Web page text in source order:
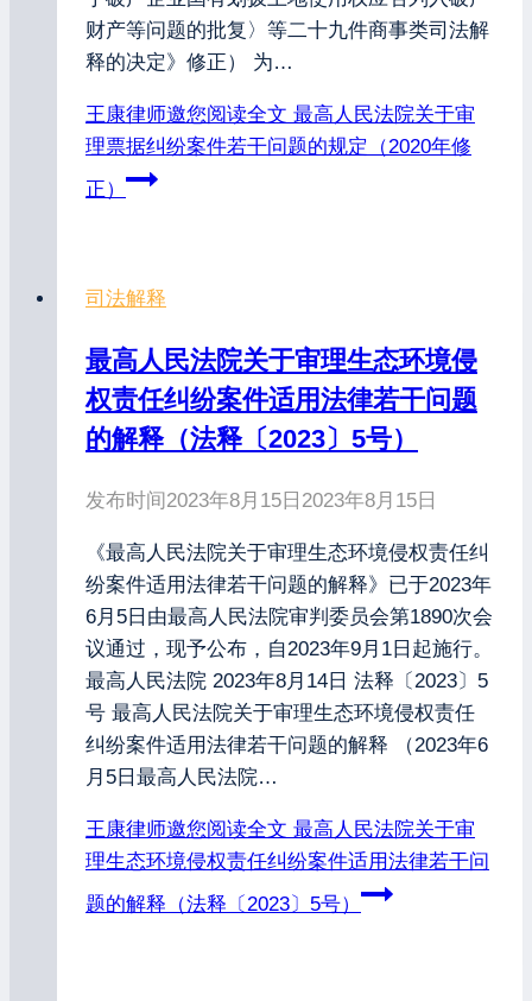
财产等问题的批复〉等二十九件商事类司法解
释的决定》修正） 为…
王康律师邀您阅读全文 最高人民法院关于审
理票据纠纷案件若干问题的规定（2020年修
正）
司法解释
最高人民法院关于审理生态环境侵
权责任纠纷案件适用法律若干问题
的解释（法释〔2023〕5号）
发布时间2023年8月15日 2023年8月15日
《最高人民法院关于审理生态环境侵权责任纠
纷案件适用法律若干问题的解释》已于2023年
6月5日由最高人民法院审判委员会第1890次会
议通过，现予公布，自2023年9月1日起施行。
最高人民法院 2023年8月14日 法释〔2023〕5
号 最高人民法院关于审理生态环境侵权责任
纠纷案件适用法律若干问题的解释 （2023年6
月5日最高人民法院…
王康律师邀您阅读全文 最高人民法院关于审
理生态环境侵权责任纠纷案件适用法律若干问
题的解释（法释〔2023〕5号）